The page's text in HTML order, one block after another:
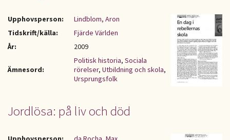
Upphovsperson:
Lindblom, Aron
Tidskrift/källa:
Fjärde Världen
År:
2009
Ämnesord:
Politisk historia, Sociala
rörelser, Utbildning och skola,
Ursprungsfolk
Jordlösa: på liv och död